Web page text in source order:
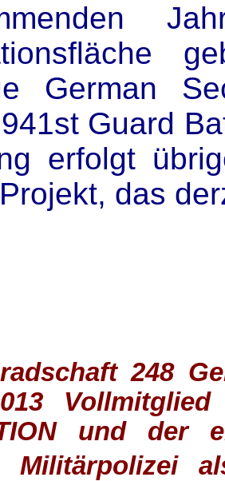
German
Guard
erfolgt
das
248
und der
Militärpolizei